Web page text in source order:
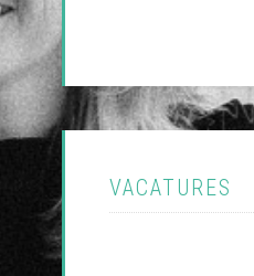
VACATURES